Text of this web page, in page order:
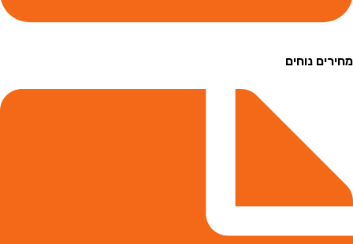
נוחים